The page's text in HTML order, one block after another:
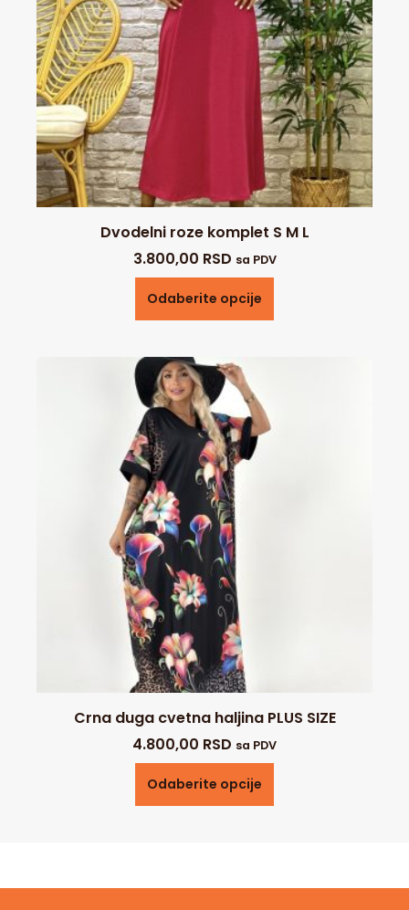
Dvodelni roze komplet S M L
3.800,00 RSD sa PDV
Odaberite opcije
Crna duga cvetna haljina PLUS SIZE
4.800,00 RSD sa PDV
Odaberite opcije